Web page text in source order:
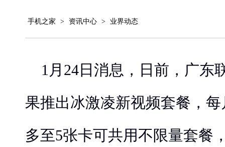
手机之家 > 资讯中心 > 业界动态
1月24日消息， 日前，广东
果推出冰激凌新视频套餐，
多至5张卡可共用不限量套餐